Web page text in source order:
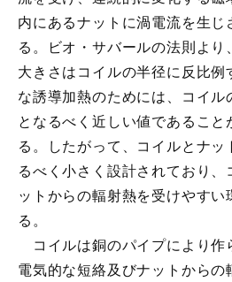
内にあるナットに渦電流を生じ
る。ビオ・サバールの法則よ
大きさはコイルの半径に反比例
な誘導加熱のためには、コイ
となるべく近しい値であるこ
る。したがって、コイルとナ
るべく小さく設計されており
ットからの輻射熱を受けやす
る。
コイルは銅のパイプにより作
電気的な短絡及びナットからの